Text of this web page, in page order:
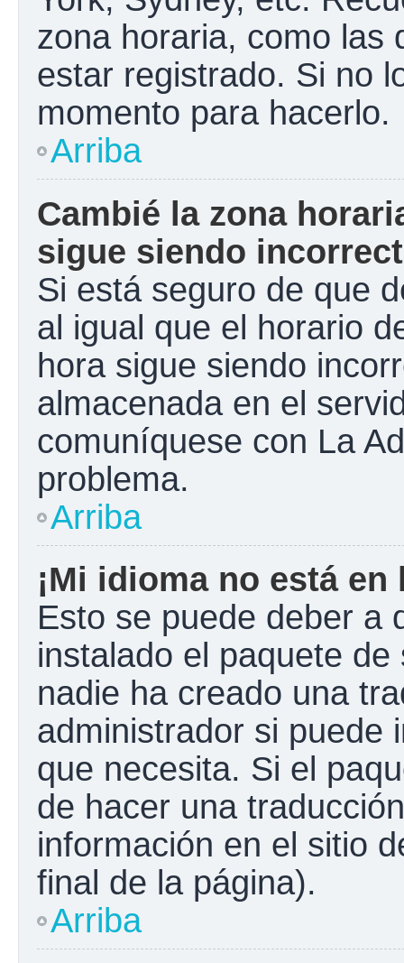
zona horaria, como las
estar registrado. Si no
momento para hacerlo.
Arriba
Cambié la zona
sigue siendo
Si está seguro de que
al igual que el horario
hora sigue siendo
almacenada en el
comuníquese con La
problema.
Arriba
¡Mi idioma no está
Esto se puede deber a
instalado el paquete
nadie ha creado una
administrador si puede
que necesita. Si el
de hacer una
información en el sitio
final de la página).
Arriba